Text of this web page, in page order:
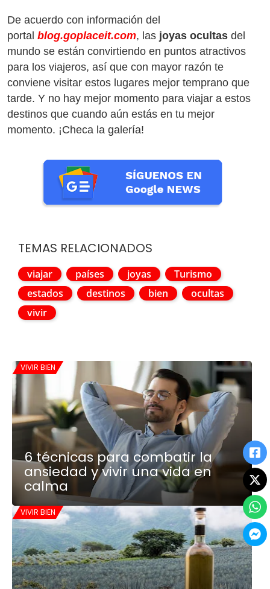
De acuerdo con información del
portal blog.goplaceit.com, las joyas ocultas del
mundo se están convirtiendo en puntos atractivos
para los viajeros, así que con mayor razón te
conviene visitar estos lugares mejor temprano que
tarde. Y no hay mejor momento para viajar a estos
destinos que cuando aún estás en tu mejor
momento. ¡Checa la galería!
TEMAS RELACIONADOS
viajar países joyas
Turismo
estados
destinos bien
ocultas
vivir
VIVIR BIEN
6 técnicas para combatir la
ansiedad y vivir una vida en
calma
VIVIR BIEN